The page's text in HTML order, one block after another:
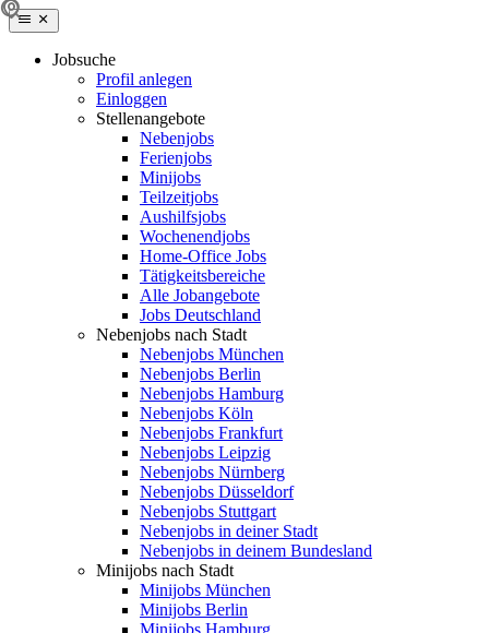
Jobsuche
Profil anlegen
Einloggen
Stellenangebote
Nebenjobs
Ferienjobs
Minijobs
Teilzeitjobs
Aushilfsjobs
Wochenendjobs
Home-Office Jobs
Tätigkeitsbereiche
Alle Jobangebote
Jobs Deutschland
Nebenjobs nach Stadt
Nebenjobs München
Nebenjobs Berlin
Nebenjobs Hamburg
Nebenjobs Köln
Nebenjobs Frankfurt
Nebenjobs Leipzig
Nebenjobs Nürnberg
Nebenjobs Düsseldorf
Nebenjobs Stuttgart
Nebenjobs in deiner Stadt
Nebenjobs in deinem Bundesland
Minijobs nach Stadt
Minijobs München
Minijobs Berlin
Minijobs Hamburg